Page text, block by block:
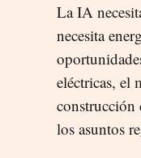
La IA
necesita
eléctricas, el
construcción
los asuntos